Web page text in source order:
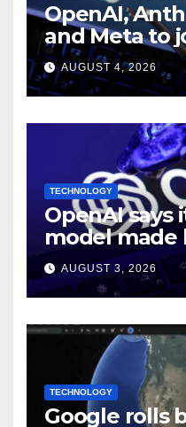
OpenAI,
and Meta to
House AI
AUGUST 4, 2026
TECHNOLOGY
OpenAI says
model
in 10 math
AUGUST 3, 2026
TECHNOLOGY
Google rolls